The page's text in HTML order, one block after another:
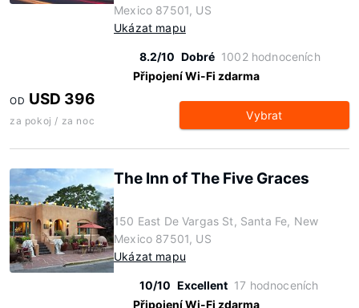
Mexico 87501, US
Ukázat mapu
8.2/10 Dobré 1002 hodnoceních
Připojení Wi-Fi zdarma
OD USD 396
za pokoj / za noc Vybrat
The Inn of The Five Graces
150 East De Vargas St, Santa Fe, New
Mexico 87501, US
Ukázat mapu
10/10 Excellent 17 hodnoceních
Připojení Wi-Fi zdarma